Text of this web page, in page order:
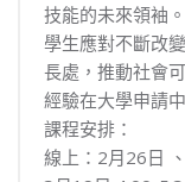
技能的未來領袖
學生應對不斷改
長處，推動社會
經驗在大學申請
課程安排：
線上：2月26日